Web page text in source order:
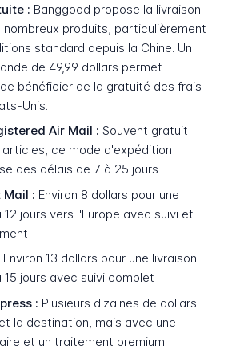
: Banggood propose la livraison
produits, particulièrement
standard depuis la Chine. Un
de 49,99 dollars permet
bénéficier de la gratuité des frais
Unis.
Air Mail : Souvent gratuit
ce mode d'expédition
des délais de 7 à 25 jours
: Environ 8 dollars pour une
12 jours vers l'Europe avec suivi et
Environ 13 dollars pour une livraison
15 jours avec suivi complet
: Plusieurs dizaines de dollars
la destination, mais avec une
et un traitement premium